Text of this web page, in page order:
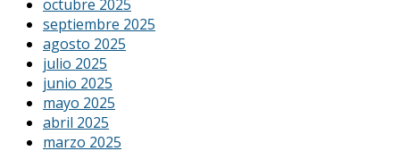
octubre 2025
septiembre 2025
agosto 2025
julio 2025
junio 2025
mayo 2025
abril 2025
marzo 2025